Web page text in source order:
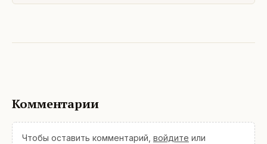
Комментарии
Чтобы оставить комментарий, войдите или